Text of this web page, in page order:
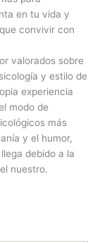
en tu vida y
convivir con
valorados sobre
y estilo de
experiencia
modo de
más
y el humor,
debido a la
nuestro.